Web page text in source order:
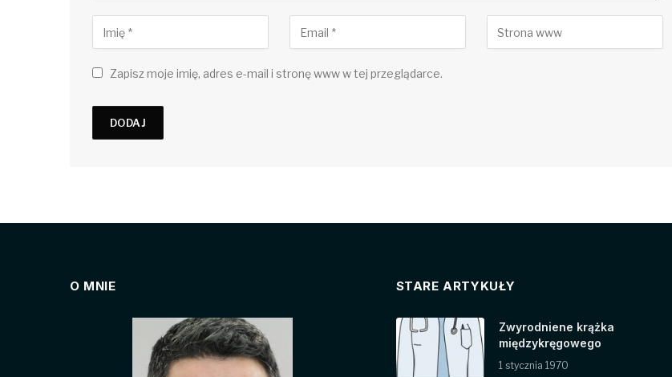
Zapisz moje imię, adres e-mail i stronę www w tej przeglądarce.
O MNIE STARE ARTYKUŁY
Zwyrodniene krążka
międzykręgowego
1 stycznia 1970